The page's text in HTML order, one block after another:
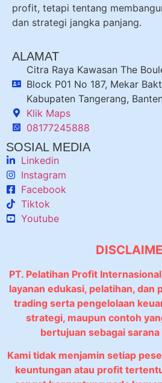
profit, tetapi tentang
dan strategi jangka panjang.
ALAMAT
Citra Raya Kawasan The
Block P01 No 187, Mekar
Kabupaten Tangerang,
Klik Maps
08177245888
SOSIAL MEDIA
Linkedin
Instagram
Facebook
Tiktok
Youtube
PT. Pelatihan Profit
layanan edukasi, pelatihan, dan
trading serta pengelolaan
strategi, maupun contoh
bertujuan sebagai
Kami tidak menjamin setiap
keuntungan atau profit